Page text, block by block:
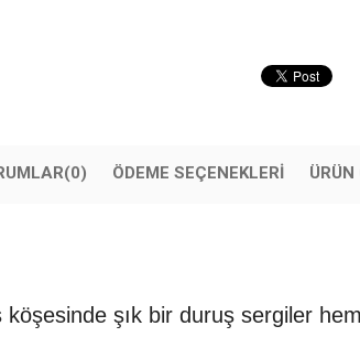
(0) ÖDEME SEÇENEKLERI ÜRÜN
köşesinde şık bir duruş sergiler